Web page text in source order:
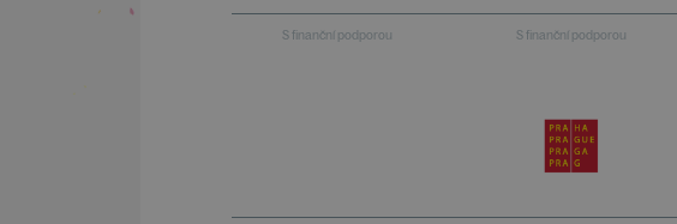
S finanční podporou S finanční podporou